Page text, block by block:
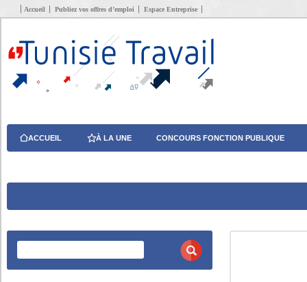
Accueil Publiez vos offres d’emploi Espace Entreprise
ACCUEIL À LA UNE CONCOURS FONCTION PUBLIQUE